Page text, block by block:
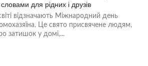
для рідних і друзів
відзначають Міжнародний день
Це свято присвячене людям,
затишок у домі,...